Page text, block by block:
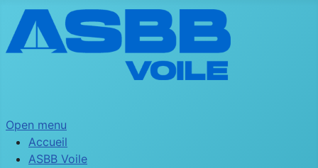
Open menu
Accueil
ASBB Voile